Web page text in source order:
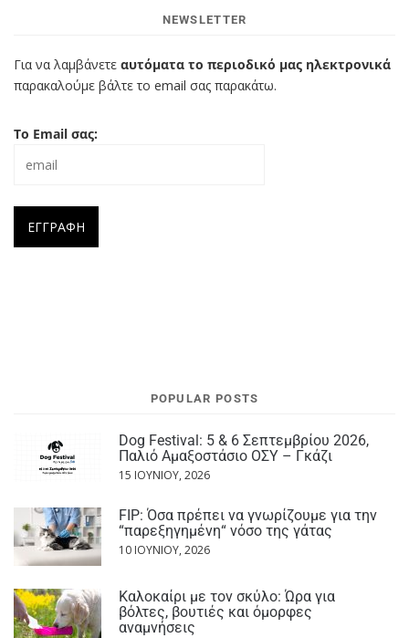
NEWSLETTER
Για να λαμβάνετε αυτόματα το περιοδικό μας ηλεκτρονικά
παρακαλούμε βάλτε το email σας παρακάτω.
Το Email σας:
POPULAR POSTS
Dog Festival: 5 & 6 Σεπτεμβρίου 2026,
Παλιό Αμαξοστάσιο ΟΣΥ – Γκάζι
15 ΙΟΥΝΊΟΥ, 2026
FIP: Όσα πρέπει να γνωρίζουμε για την
“παρεξηγημένη“ νόσο της γάτας
10 ΙΟΥΝΊΟΥ, 2026
Καλοκαίρι με τον σκύλο: Ώρα για
βόλτες, βουτιές και όμορφες
αναμνήσεις